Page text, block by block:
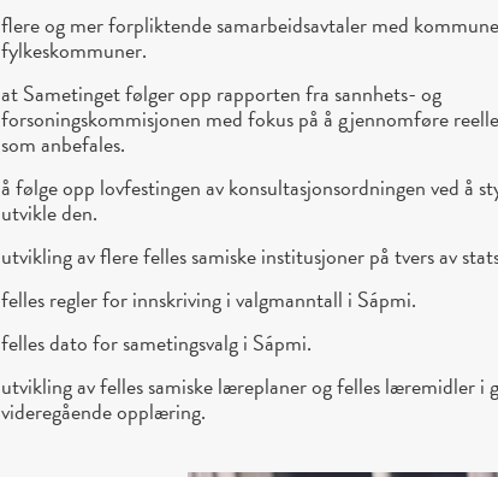
flere og mer forpliktende samarbeidsavtaler med
fylkeskommuner.
at Sametinget følger opp rapporten fra sannhets- og
forsoningskommisjonen med fokus på å gjennomføre
som anbefales.
å følge opp lovfestingen av konsultasjonsordningen ved å
utvikle den.
utvikling av flere felles samiske institusjoner på tvers av
felles regler for innskriving i valgmanntall i Sápmi.
felles dato for sametingsvalg i Sápmi.
utvikling av felles samiske læreplaner og felles læremidler i
videregående opplæring.